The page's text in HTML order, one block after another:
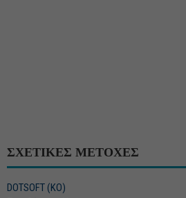
ΣΧΕΤΙΚΕΣ ΜΕΤΟΧΕΣ
DOTSOFT (ΚΟ)